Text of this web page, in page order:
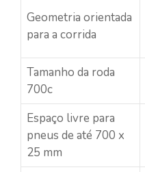
Geometria orientada
para a corrida
Tamanho da roda
700c
Espaço livre para
pneus de até 700 x
25 mm